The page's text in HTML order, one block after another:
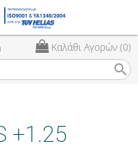
Καλάθι Αγορών (0)
search
+1.25